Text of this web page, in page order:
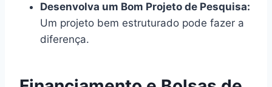
Desenvolva um Bom Projeto de Pesquisa:
Um projeto bem estruturado pode fazer a
diferença.